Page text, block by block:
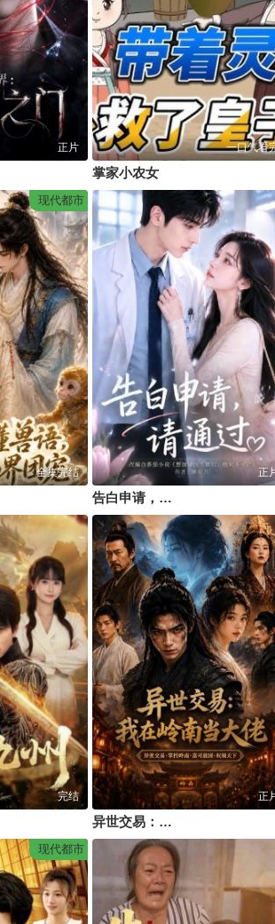
正片 一口气看
掌家小农女
现代都市
全集完结 正
告白申请，请通过。
完结 正
异世交易：我在岭南当大佬
现代都市